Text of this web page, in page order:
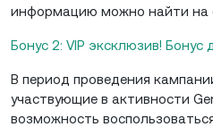
информацию можно найти на
Бонус 2: VIP эксклюзив! Бонус
В период проведения
участвующие в активности
возможность